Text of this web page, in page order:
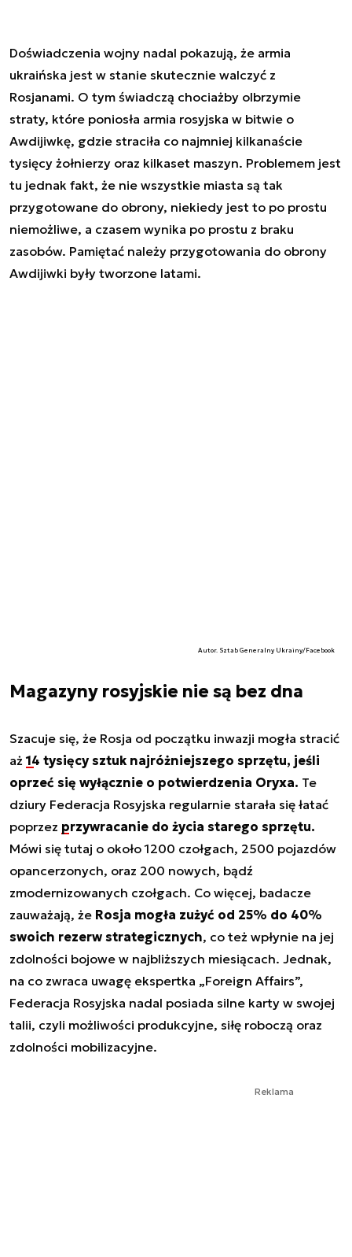
Doświadczenia wojny nadal pokazują, że armia
ukraińska jest w stanie skutecznie walczyć z
Rosjanami. O tym świadczą chociażby olbrzymie
straty, które poniosła armia rosyjska w bitwie o
Awdijiwkę, gdzie straciła co najmniej kilkanaście
tysięcy żołnierzy oraz kilkaset maszyn. Problemem jest
tu jednak fakt, że nie wszystkie miasta są tak
przygotowane do obrony, niekiedy jest to po prostu
niemożliwe, a czasem wynika po prostu z braku
zasobów. Pamiętać należy przygotowania do obrony
Awdijiwki były tworzone latami.
Autor. Sztab Generalny Ukrainy/Facebook
Magazyny rosyjskie nie są bez dna
Szacuje się, że Rosja od początku inwazji mogła stracić
aż 14 tysięcy sztuk najróżniejszego sprzętu, jeśli
oprzeć się wyłącznie o potwierdzenia Oryxa. Te
dziury Federacja Rosyjska regularnie starała się łatać
poprzez przywracanie do życia starego sprzętu.
Mówi się tutaj o około 1200 czołgach, 2500 pojazdów
opancerzonych, oraz 200 nowych, bądź
zmodernizowanych czołgach. Co więcej, badacze
zauważają, że Rosja mogła zużyć od 25% do 40%
swoich rezerw strategicznych, co też wpłynie na jej
zdolności bojowe w najbliższych miesiącach. Jednak,
na co zwraca uwagę ekspertka „Foreign Affairs”,
Federacja Rosyjska nadal posiada silne karty w swojej
talii, czyli możliwości produkcyjne, siłę roboczą oraz
zdolności mobilizacyjne.
Reklama